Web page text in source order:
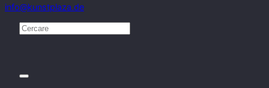
info@kunstplaza.de